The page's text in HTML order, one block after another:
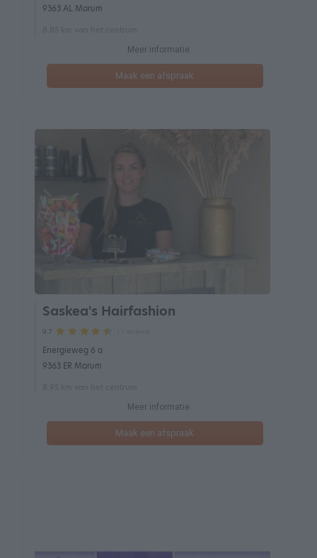
9363 AL Marum
Meer informatie
Maak een afspraak
Saskea's Hairfashion
9.7
Energieweg 6 a
9363 ER Marum
Meer informatie
Maak een afspraak